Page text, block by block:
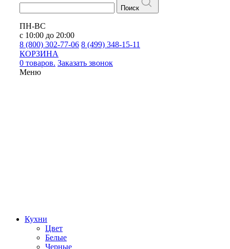
Поиск
ПН-ВС
с 10:00 до 20:00
8 (800) 302-77-06 8 (499) 348-15-11
КОРЗИНА
0 товаров. Заказать звонок
Меню
Кухни
Цвет
Белые
Черные